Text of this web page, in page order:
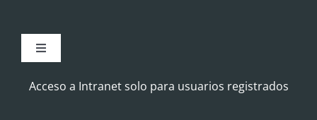
Toggle
Aviso Legal
Acceso a Intranet solo para usuarios registrados